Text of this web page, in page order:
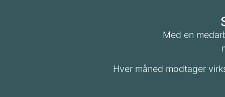
Med en
Hver måned modtager